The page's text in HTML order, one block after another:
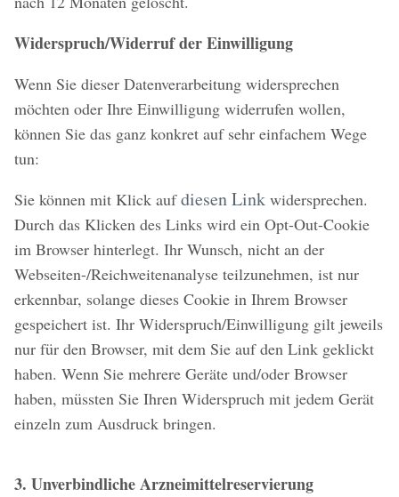
Widerspruch/Widerruf der Einwilligung
Wenn Sie dieser Datenverarbeitung widersprechen
möchten oder Ihre Einwilligung widerrufen wollen,
können Sie das ganz konkret auf sehr einfachem Wege
tun:
Sie können mit Klick aufdiesen Link widersprechen.
Durch das Klicken des Links wird ein Opt-Out-Cookie
im Browser hinterlegt. Ihr Wunsch, nicht an der
Webseiten-/Reichweitenanalyse teilzunehmen, ist nur
erkennbar, solange dieses Cookie in Ihrem Browser
gespeichert ist. Ihr Widerspruch/Einwilligung gilt jeweils
nur für den Browser, mit dem Sie auf den Link geklickt
haben. Wenn Sie mehrere Geräte und/oder Browser
haben, müssten Sie Ihren Widerspruch mit jedem Gerät
einzeln zum Ausdruck bringen.
3. Unverbindliche Arzneimittelreservierung